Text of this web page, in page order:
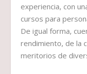
experiencia, con
cursos para
De igual forma,
rendimiento, de la
meritorios de